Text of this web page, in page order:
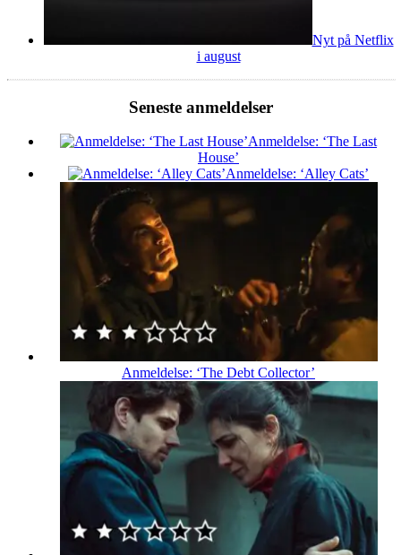
Nyt på Netflix
i august
Seneste anmeldelser
Anmeldelse: ‘The Last
House’
Anmeldelse: ‘Alley Cats’
Anmeldelse: ‘The Debt Collector’